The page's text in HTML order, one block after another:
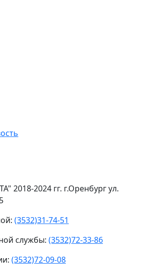
2018-2024 гг. г.Оренбург ул.
(3532)31-74-51
службы: (3532)72-33-86
(3532)72-09-08